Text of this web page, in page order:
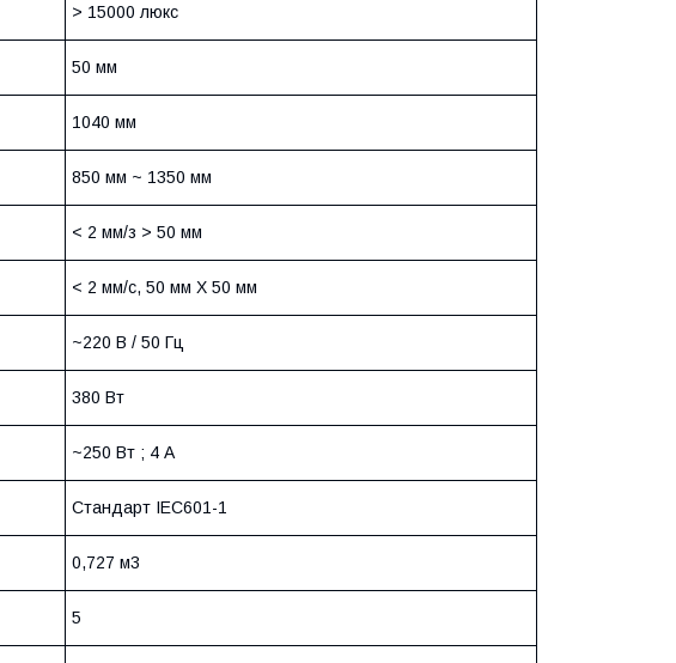
> 15000 люкс
50 мм
1040 мм
850 мм ~ 1350 мм
< 2 мм/з > 50 мм
< 2 мм/с, 50 мм Х 50 мм
~220 В / 50 Гц
380 Вт
~250 Вт ; 4 A
Стандарт IEC601-1
0,727 м3
5